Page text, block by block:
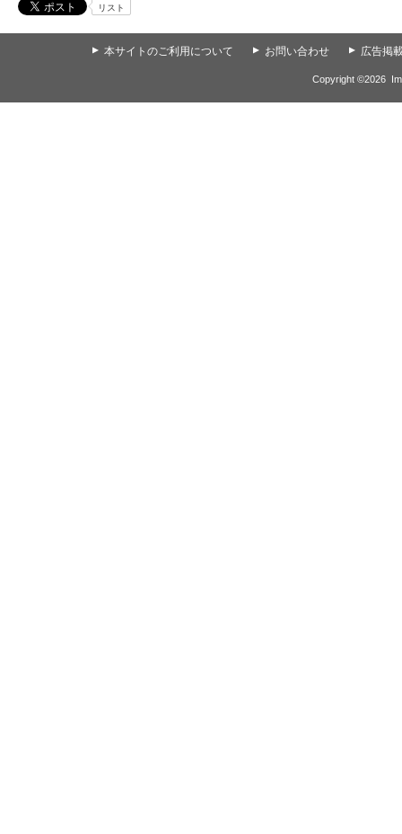
リスト
▲ 本サイトのご利用について ▲ お問い合わせ ▲ 広告掲
Copyright ©2026